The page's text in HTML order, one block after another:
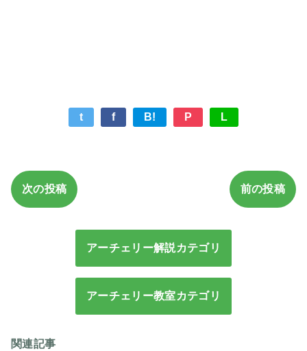
t f B! P L
次の投稿 前の投稿
アーチェリー解説カテゴリ
アーチェリー教室カテゴリ
関連記事